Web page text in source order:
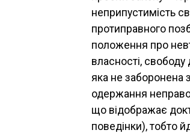
неприпустимість
протиправного
положення про
власності, свободу
яка не заборонена
одержання
що відображає
поведінки), тобто